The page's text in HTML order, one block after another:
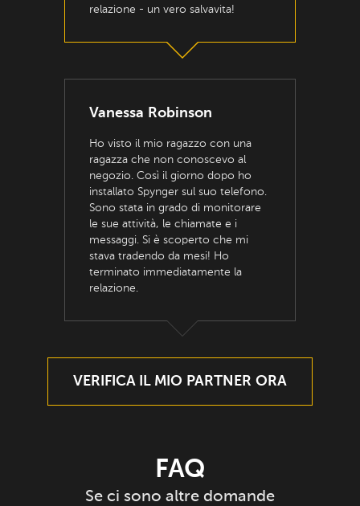
relazione - un vero salvavita!
Vanessa Robinson
Ho visto il mio ragazzo con una
ragazza che non conoscevo al
negozio. Così il giorno dopo ho
installato Spynger sul suo telefono.
Sono stata in grado di monitorare
le sue attività, le chiamate e i
messaggi. Si è scoperto che mi
stava tradendo da mesi! Ho
terminato immediatamente la
relazione.
VERIFICA IL MIO PARTNER ORA
FAQ
Se ci sono altre domande